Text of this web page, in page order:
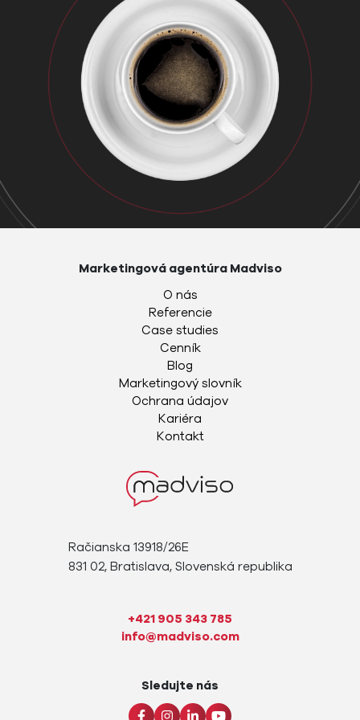
Račianska 13918/26E
831 02, Bratislava, Slovenská republika
+421 905 343 785
info@madviso.com
Marketingová agentúra Madviso
O nás
Referencie
Case studies
Cenník
Blog
Marketingový slovník
Ochrana údajov
Kariéra
Kontakt
Sledujte nás